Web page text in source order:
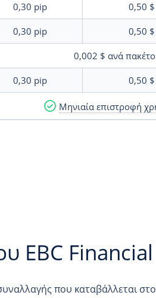
0,30 pip 0,50 $
0,30 pip 0,50 $
0,002 $ ανά πακέτο
0,30 pip 0,50 $
Μηνιαία επιστροφή
EBC
που καταβάλλεται